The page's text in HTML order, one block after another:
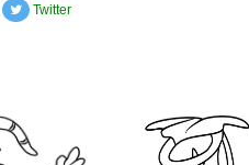
Twitter